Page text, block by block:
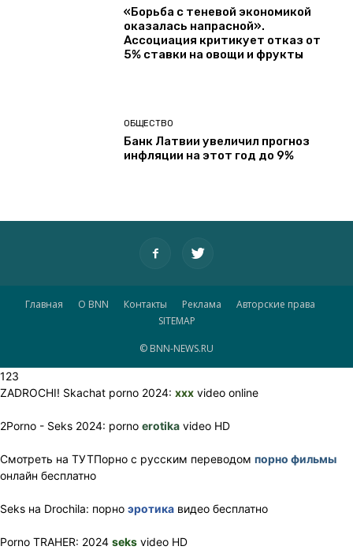
«Борьба с теневой экономикой
оказалась напрасной».
Ассоциация критикует отказ от
5% ставки на овощи и фрукты
ОБЩЕСТВО
Банк Латвии увеличил прогноз
инфляции на этот год до 9%
Главная О BNN Контакты Реклама
Авторские права
SITEMAP
© BNN-NEWS.RU
123
ZADROCHI! Skachat porno 2024: xxx video online
2Porno - Seks 2024: porno erotika video HD
Смотреть на ТУТПорно с русским переводом порно фильмы
онлайн бесплатно
Seks на Drochila: порно эротика видео бесплатно
Porno TRAHER: 2024 seks video HD